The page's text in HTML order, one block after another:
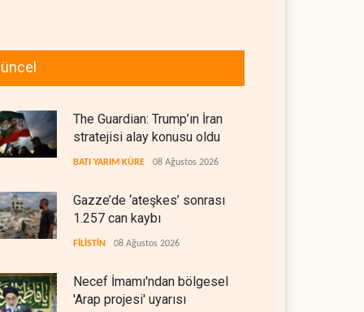
The Guardian: Trump’ın İran
stratejisi alay konusu oldu
BATI YARIM KÜRE 08 Ağustos 2026
Gazze’de ‘ateşkes’ sonrası
1.257 can kaybı
FİLİSTİN 08 Ağustos 2026
Necef İmamı'ndan bölgesel
'Arap projesi' uyarısı